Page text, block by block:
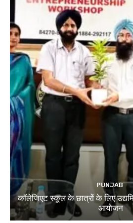
PUNJAB
कॉलेजिएट स्कूल के छात्रों के लिए
आयोजन